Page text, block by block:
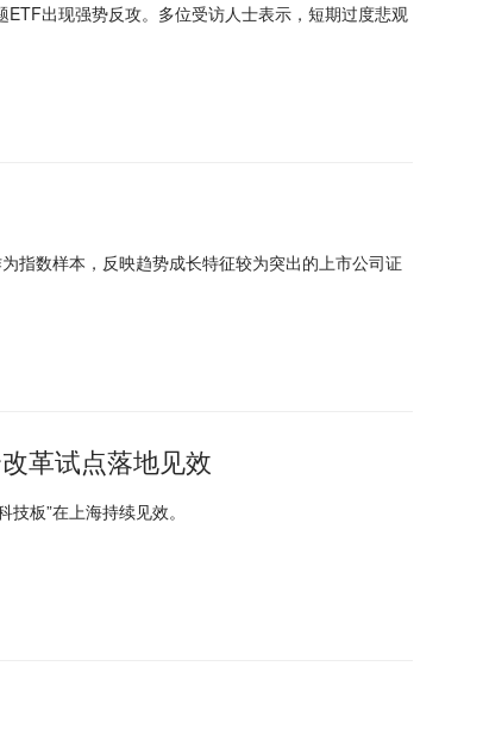
出现强势反攻。多位受访人士表示，短期过度悲观
指数样本，反映趋势成长特征较为突出的上市公司证
革试点落地见效
板”在上海持续见效。